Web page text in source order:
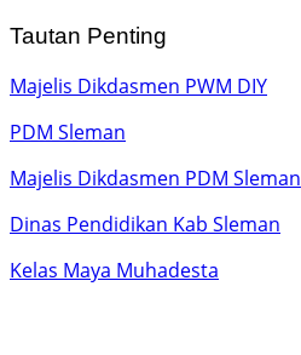
Tautan Penting
Majelis Dikdasmen PWM DIY
PDM Sleman
Majelis Dikdasmen PDM Sleman
Dinas Pendidikan Kab Sleman
Kelas Maya Muhadesta